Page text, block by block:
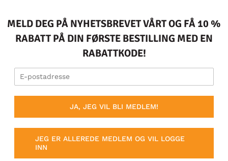
MELD DEG PÅ NYHETSBREVET VÅRT OG FÅ 10 %
RABATT PÅ DIN FØRSTE BESTILLING MED EN
RABATTKODE!
JA, JEG VIL BLI MEDLEM!
JEG ER ALLEREDE MEDLEM OG VIL LOGGE
INN